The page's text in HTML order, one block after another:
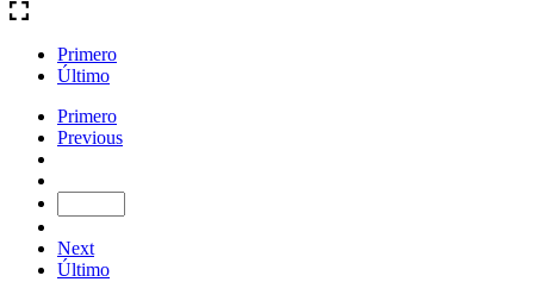
Primero
Último
Primero
Previous
Next
Último